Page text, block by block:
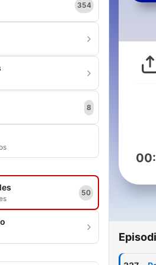
354
8
50